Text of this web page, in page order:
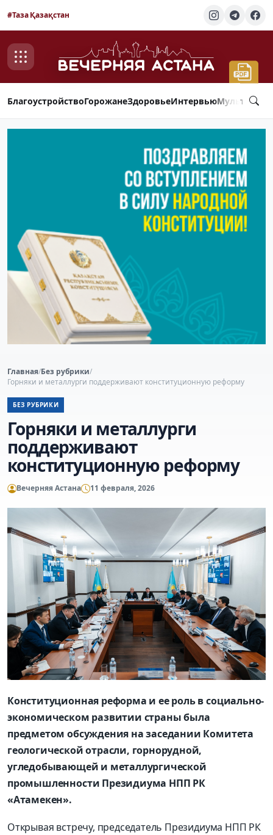
#Таза Қазақстан
БлагоустройствоГорожанеЗдоровьеИнтервью
Главная/Без рубрики/
Горняки и металлурги поддерживают конституционную реформу
БЕЗ РУБРИКИ
Горняки и металлурги
поддерживают
конституционную реформу
Вечерняя Астана 11 февраля, 2026
Конституционная реформа и ее роль в социально-
экономическом развитии страны была
предметом обсуждения на заседании Комитета
геологической отрасли, горнорудной,
угледобывающей и металлургической
промышленности Президиума НПП РК
«Атамекен».
Открывая встречу, председатель Президиума НПП РК